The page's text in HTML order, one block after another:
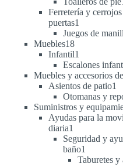
Ferretería y cerrojos
puertas1
producto
Juegos de
Muebles1818
productos
Infantil1
producto
Escalones
Muebles y accesorios
Asientos de patio1
Otomanas y
Suministros y
Ayudas para la
diaria1
producto
Seguridad y
baño1
producto
Taburetes y